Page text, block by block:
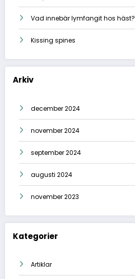
Vad innebär lymfangit hos häst?
Kissing spines
Arkiv
december 2024
november 2024
september 2024
augusti 2024
november 2023
Kategorier
Artiklar